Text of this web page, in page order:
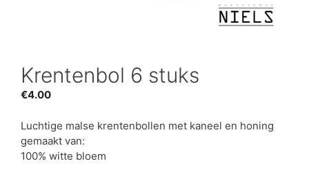
Krentenbol 6 stuks
€4.00
Luchtige malse krentenbollen met kaneel en honing
gemaakt van:
100% witte bloem